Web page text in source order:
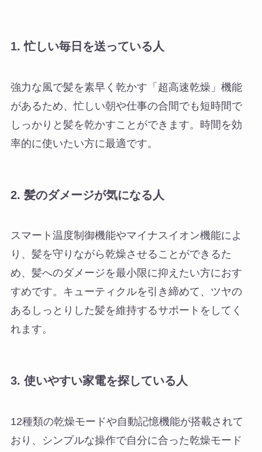
1.忙しい毎日を送っている人
強力な風で髪を素早く乾かす「超高速乾燥」機能
があるため、忙しい朝や仕事の合間でも短時間で
しっかりと髪を乾かすことができます。時間を効
率的に使いたい方に最適です。
2. 髪のダメージが気になる人
スマート温度制御機能やマイナスイオン機能によ
り、髪を守りながら乾燥させることができるた
め、髪へのダメージを最小限に抑えたい方におす
すめです。キューティクルを引き締めて、ツヤの
あるしっとりした髪を維持するサポートをしてく
れます。
3. 使いやすい家電を探している人
12種類の乾燥モードや自動記憶機能が搭載されて
おり、シンプルな操作で自分に合った乾燥モード